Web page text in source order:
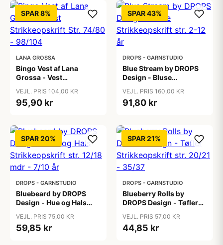
SPAR 8%
LANA GROSSA
Bingo Vest af Lana
Grossa - Vest
74/80 - 98/104
VEJL. PRIS 104,00 KR
95,90 kr
SPAR 43%
DROPS - GARNSTUDIO
Blue Stream by DROPS
Design - Bluse
år
VEJL. PRIS 160,00 KR
91,80 kr
SPAR 20%
DROPS - GARNSTUDIO
Bluebeard by DROPS
Design - Hue og Hals
mdr - 7/10 år
VEJL. PRIS 75,00 KR
59,85 kr
SPAR 21%
DROPS - GARNSTUDIO
Blueberry Rolls by
DROPS Design - Tøfler
- 35/37
VEJL. PRIS 57,00 KR
44,85 kr